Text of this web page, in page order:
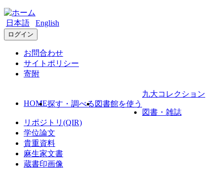
日本語 English
ログイン
お問合わせ
サイトポリシー
寄附
HOME探す・調べる 図書館を使う
九大コレクション
図書・雑誌
リポジトリ(QIR)
学位論文
貴重資料
麻生家文書
蔵書印画像